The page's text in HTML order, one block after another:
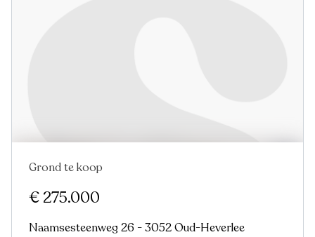
Grond te koop
€ 275.000
Naamsesteenweg 26 - 3052 Oud-Heverlee